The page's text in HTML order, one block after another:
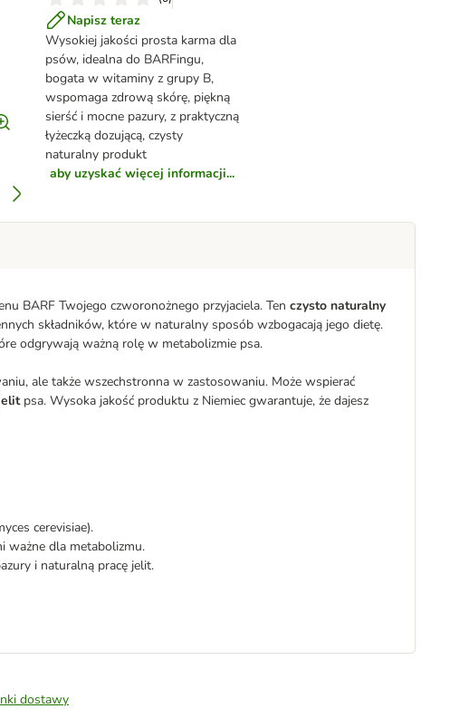
Napisz teraz
Wysokiej jakości prosta karma dla
psów, idealna do BARFingu,
bogata w witaminy z grupy B,
wspomaga zdrową skórę, piękną
sierść i mocne pazury, z praktyczną
łyżeczką dozującą, czysty
naturalny produkt
aby uzyskać więcej informacji...
BARF Twojego czworonożnego przyjaciela. Ten czysto naturalny
składników, które w naturalny sposób wzbogacają jego dietę.
odgrywają ważną rolę w metabolizmie psa.
ale także wszechstronna w zastosowaniu. Może wspierać
psa. Wysoka jakość produktu z Niemiec gwarantuje, że dajesz
cerevisiae).
ważne dla metabolizmu.
i naturalną pracę jelit.
dostawy